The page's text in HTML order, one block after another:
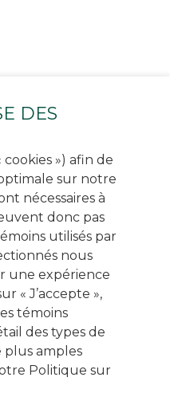
DES
cookies ») afin de
sur notre
nécessaires à
donc pas
utilisés par
nous
une expérience
« J’accepte »,
témoins
des types de
plus amples
Politique sur